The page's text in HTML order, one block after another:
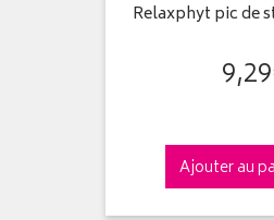
Relaxphyt pic de
9,29
Ajouter au